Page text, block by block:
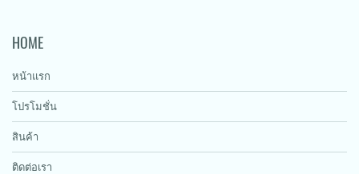
HOME
หน้าแรก
โปรโมชั่น
สินค้า
ติดต่อเรา